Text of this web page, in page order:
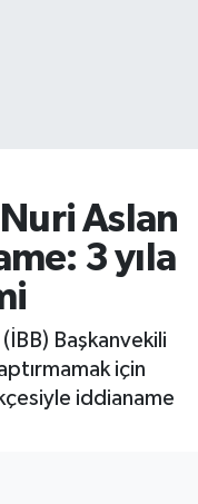
Aslan
3 yıla
Başkanvekili
için
iddianame